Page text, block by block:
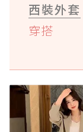
西裝外套
穿搭